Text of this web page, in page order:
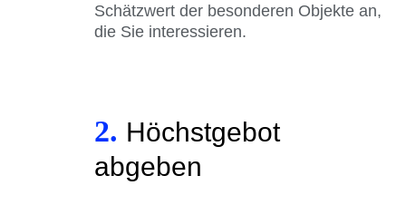
Schätzwert der besonderen Objekte an,
die Sie interessieren.
2. Höchstgebot
abgeben